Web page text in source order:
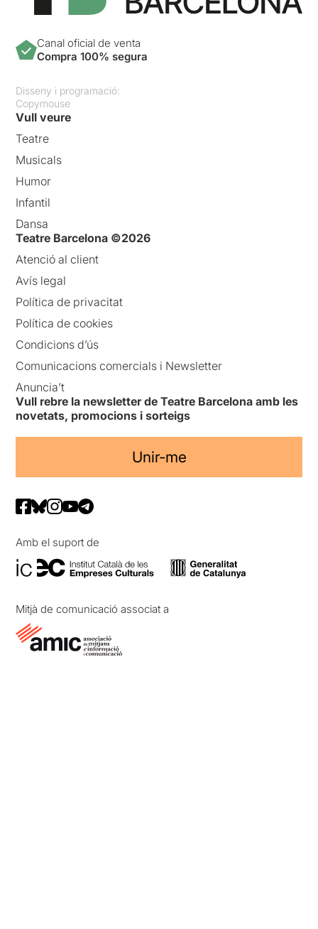
Canal oficial de venta
Compra 100% segura
Disseny i programació:
Copymouse
Vull veure
Teatre
Musicals
Humor
Infantil
Dansa
Teatre Barcelona ©2026
Atenció al client
Avís legal
Política de privacitat
Política de cookies
Condicions d’ús
Comunicacions comercials i Newsletter
Anuncia’t
Vull rebre la newsletter de Teatre Barcelona amb les
novetats, promocions i sorteigs
Unir-me
Amb el suport de
Mitjà de comunicació associat a